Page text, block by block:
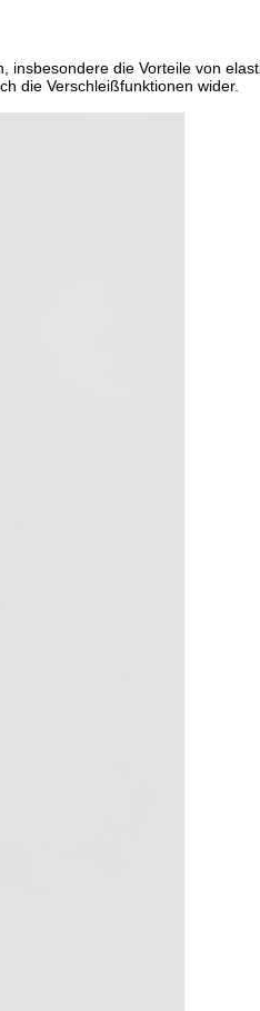
insbesondere die Vorteile von
die Verschleißfunktionen wider.